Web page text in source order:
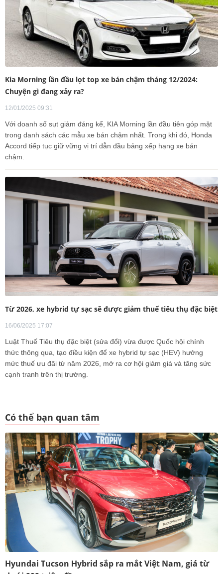
Kia Morning lần đầu lọt top xe bán chậm tháng 12/2024:
Chuyện gì đang xảy ra?
12/01/2025 09:31
Với doanh số sụt giảm đáng kể, KIA Morning lần đầu tiên góp mặt
trong danh sách các mẫu xe bán chậm nhất. Trong khi đó, Honda
Accord tiếp tục giữ vững vị trí dẫn đầu bảng xếp hạng xe bán
chậm.
Từ 2026, xe hybrid tự sạc sẽ được giảm thuế tiêu thụ đặc biệt
16/06/2025 17:07
Luật Thuế Tiêu thụ đặc biệt (sửa đổi) vừa được Quốc hội chính
thức thông qua, tạo điều kiện để xe hybrid tự sạc (HEV) hưởng
mức thuế ưu đãi từ năm 2026, mở ra cơ hội giảm giá và tăng sức
cạnh tranh trên thị trường.
Có thể bạn quan tâm
Hyundai Tucson Hybrid sắp ra mắt Việt Nam, giá từ